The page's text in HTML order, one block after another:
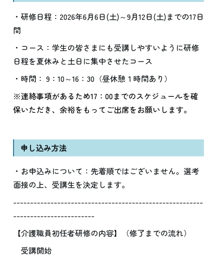
・研修日程：2026年6月6日(土)～9月12日(土)までの17日
間
・コース：学生の皆さまにも受講しやすいように研修
日程を夏休みと土日に集中させたコース
・時間： 9：10～16：30（昼休憩１時間あり）
※連絡事項があるため17：00までのスケジュールを確
保いただき、余裕をもってご出席をお願いします。
申し込み方法
・お申込みについて：先着順ではございません。選考
面接の上、受講生を決定します。
--------------------------------------------------------
------------------------
【介護職員初任者研修の内容】（修了までの流れ）
受講開始